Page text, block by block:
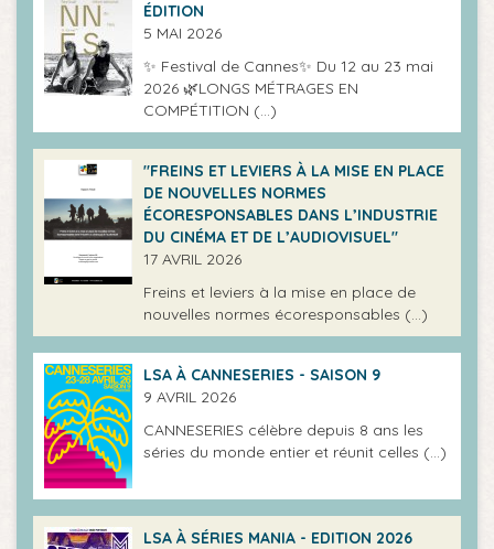
ÉDITION
5 MAI 2026
✨ Festival de Cannes✨ Du 12 au 23 mai
2026 🌿LONGS MÉTRAGES EN
COMPÉTITION (…)
"FREINS ET LEVIERS À LA MISE EN PLACE
DE NOUVELLES NORMES
ÉCORESPONSABLES DANS L’INDUSTRIE
DU CINÉMA ET DE L’AUDIOVISUEL"
17 AVRIL 2026
Freins et leviers à la mise en place de
nouvelles normes écoresponsables (…)
LSA À CANNESERIES - SAISON 9
9 AVRIL 2026
CANNESERIES célèbre depuis 8 ans les
séries du monde entier et réunit celles (…)
LSA À SÉRIES MANIA - EDITION 2026